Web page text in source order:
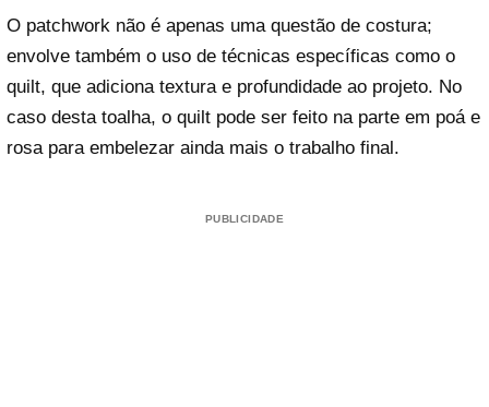
O patchwork não é apenas uma questão de costura;
envolve também o uso de técnicas específicas como o
quilt, que adiciona textura e profundidade ao projeto. No
caso desta toalha, o quilt pode ser feito na parte em poá e
rosa para embelezar ainda mais o trabalho final.
PUBLICIDADE